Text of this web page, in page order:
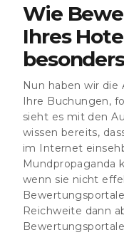
Wie
Ihres
Nun haben wir
Ihre Buchungen,
sieht es mit den
wissen bereits,
im Internet
Mundpropaganda
wenn sie nicht
Reichweite dann